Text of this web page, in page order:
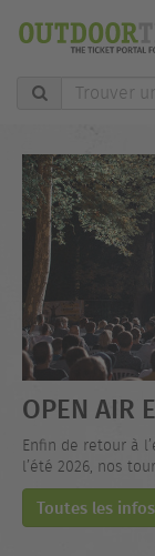
Trouver
OPEN AIR
Enfin de retour à
l’été 2026, nos
Toutes les infos